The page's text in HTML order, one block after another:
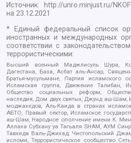
Источник: http://unro.minjust.ru/
на23.12.2021
* Единый федеральный список
иностранных и международных
соответствии с
террористическими:
Высший военный Маджлисуль Шура,
Дагестана, База, Асбат аль-Ансар,
Братья-мусульмане, Партия исламского
Исламская группа, Движение Талибан,
Общество социальных реформ,
наследия, Дом двух святых, Джунд аш-
моджахедов, Аль-Каида в странах
АБТО, Правый сектор, Исламское
аш-Шам, Народное ополчение имени К.
Аллаха Субхану уа Тагьаля SHAM, АУМ
Тавхида Валь-Джихад, Чистопольский
исломи, Террористическое сообщество